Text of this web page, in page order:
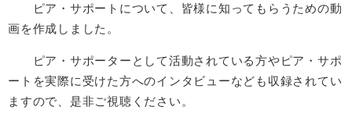
ピア・サポートについて、皆様に知ってもらうための動
画を作成しました。
ピア・サポーターとして活動されている方やピア・サポ
ートを実際に受けた方へのインタビューなども収録されてい
ますので、是非ご視聴ください。